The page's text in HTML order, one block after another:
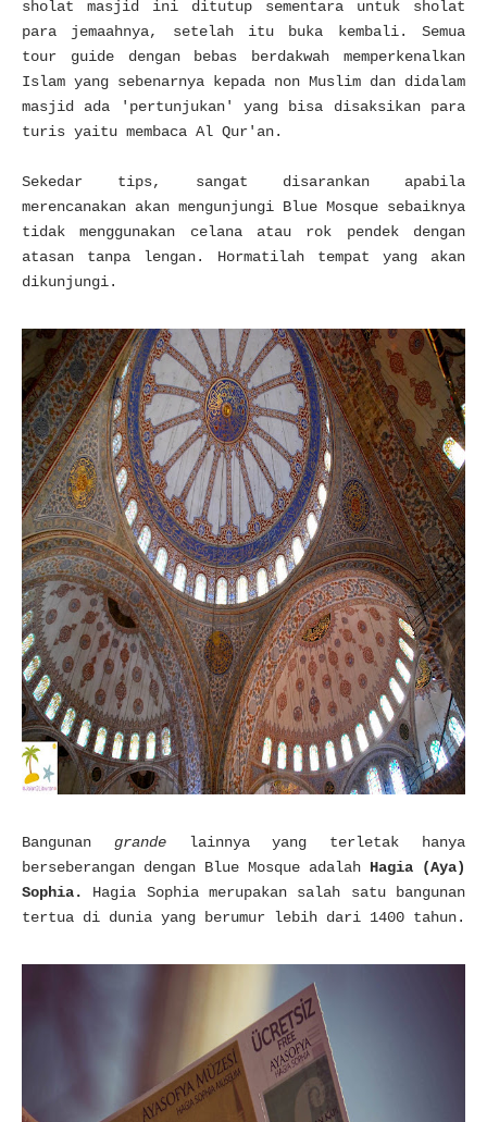
sholat masjid ini ditutup sementara untuk sholat
para jemaahnya, setelah itu buka kembali. Semua
tour guide dengan bebas berdakwah memperkenalkan
Islam yang sebenarnya kepada non Muslim dan didalam
masjid ada 'pertunjukan' yang bisa disaksikan para
turis yaitu membaca Al Qur'an.
Sekedar tips, sangat disarankan apabila
merencanakan akan mengunjungi Blue Mosque sebaiknya
tidak menggunakan celana atau rok pendek dengan
atasan tanpa lengan. Hormatilah tempat yang akan
dikunjungi.
Bangunan grandelainnya yang terletak hanya
berseberangan dengan Blue Mosque adalah Hagia (Aya)
Sophia.
Hagia Sophia merupakan salah satu bangunan
tertua di dunia yang berumur lebih dari 1400 tahun.